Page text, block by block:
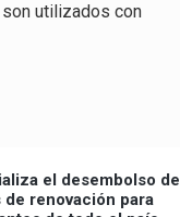
utilizados con
el desembolso de
de renovación para